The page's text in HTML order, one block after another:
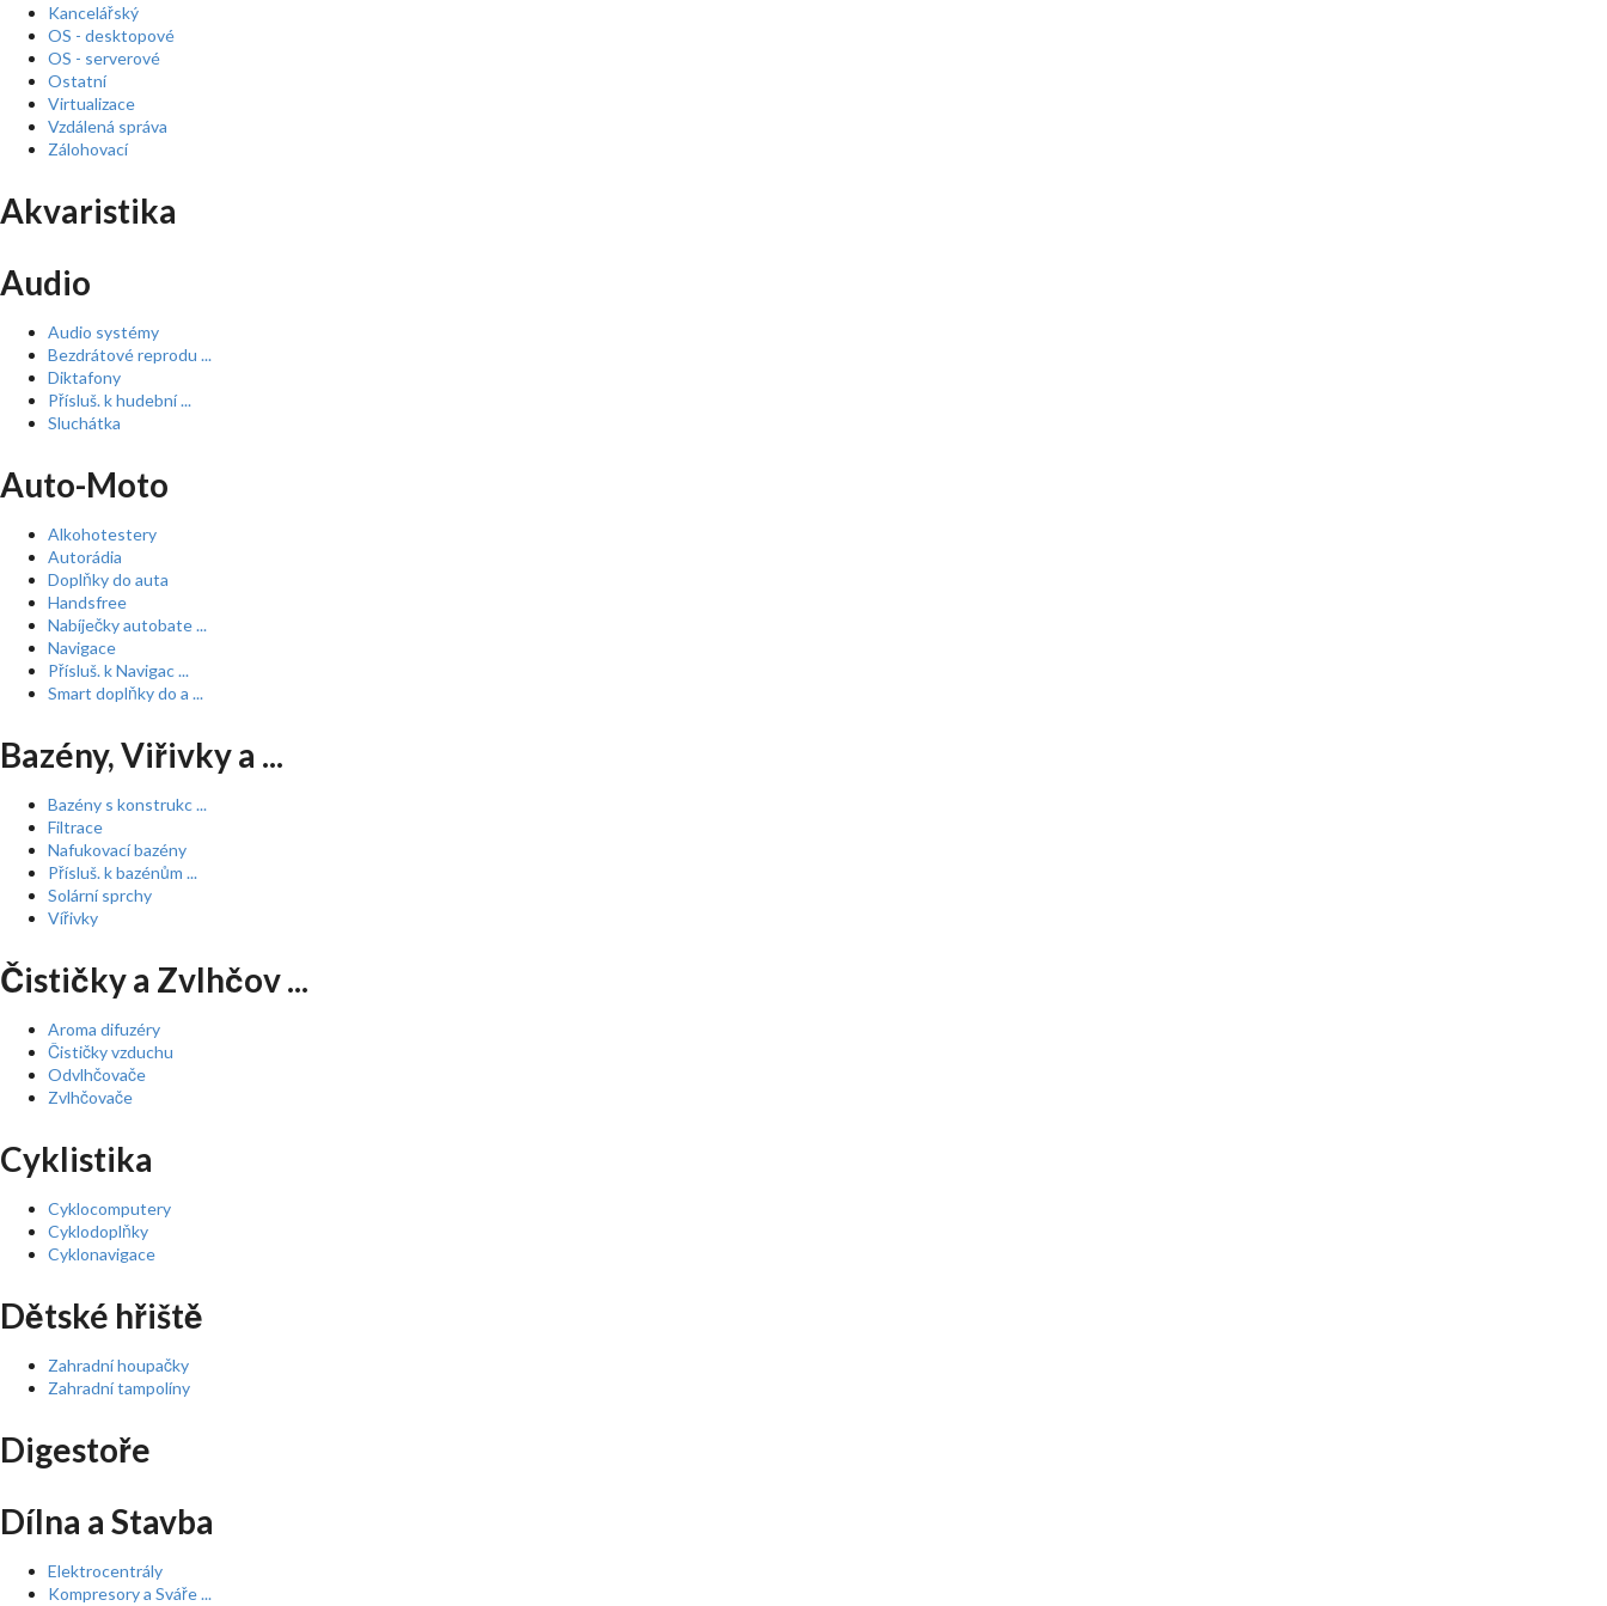
Kancelářský
OS - desktopové
OS - serverové
Ostatní
Virtualizace
Vzdálená správa
Zálohovací
Akvaristika
Audio
Audio systémy
Bezdrátové reprodu ...
Diktafony
Přísluš. k hudební ...
Sluchátka
Auto-Moto
Alkohotestery
Autorádia
Doplňky do auta
Handsfree
Nabíječky autobate ...
Navigace
Přísluš. k Navigac ...
Smart doplňky do a ...
Bazény, Viřivky a ...
Bazény s konstrukc ...
Filtrace
Nafukovací bazény
Přísluš. k bazénům ...
Solární sprchy
Vířivky
Čističky a Zvlhčov ...
Aroma difuzéry
Čističky vzduchu
Odvlhčovače
Zvlhčovače
Cyklistika
Cyklocomputery
Cyklodoplňky
Cyklonavigace
Dětské hřiště
Zahradní houpačky
Zahradní tampolíny
Digestoře
Dílna a Stavba
Elektrocentrály
Kompresory a Sváře ...